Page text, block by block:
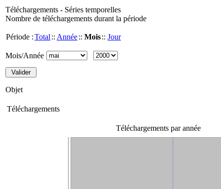
Téléchargements - Séries temporelles
Nombre de téléchargements durant la période
Période :Total :: Année:: Mois:: Jour
Mois/Année
Objet
Téléchargements
Téléchargements par année